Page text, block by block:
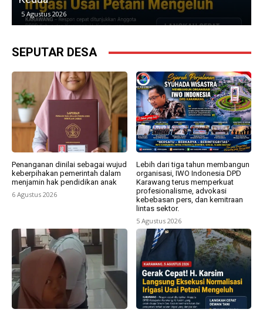
5 Agustus 2026
SEPUTAR DESA
Penanganan dinilai sebagai wujud
keberpihakan pemerintah dalam
menjamin hak pendidikan anak
6 Agustus 2026
Lebih dari tiga tahun membangun
organisasi, IWO Indonesia DPD
Karawang terus memperkuat
profesionalisme, advokasi
kebebasan pers, dan kemitraan
lintas sektor.
5 Agustus 2026